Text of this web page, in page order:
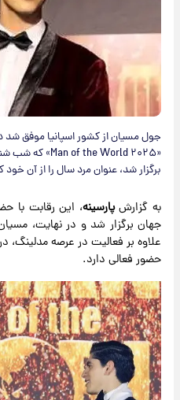
جول مسیان از کشور اسپانیا موفق شد
برگزار شد، عنوان مرد سال را از آن خود
به گزارشپارسینه، این رقابت با
جهان برگزار شد و در نهایت،
علاوه بر فعالیت در عرصه مدلینگ،
حضور فعالی دارد.